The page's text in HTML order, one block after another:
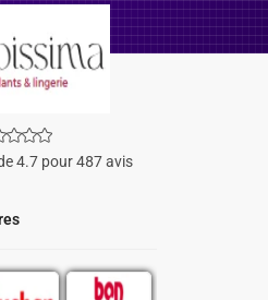
4.7 pour 487 avis